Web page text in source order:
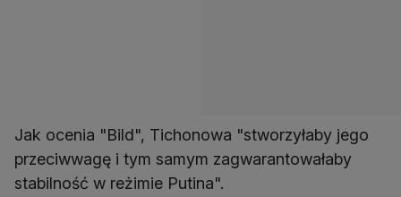
Jak ocenia "Bild", Tichonowa "stworzyłaby jego
przeciwwagę i tym samym zagwarantowałaby
stabilność w reżimie Putina".